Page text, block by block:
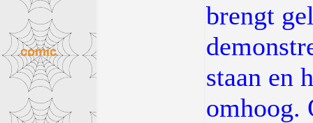
brengt
staan en
omhoog.